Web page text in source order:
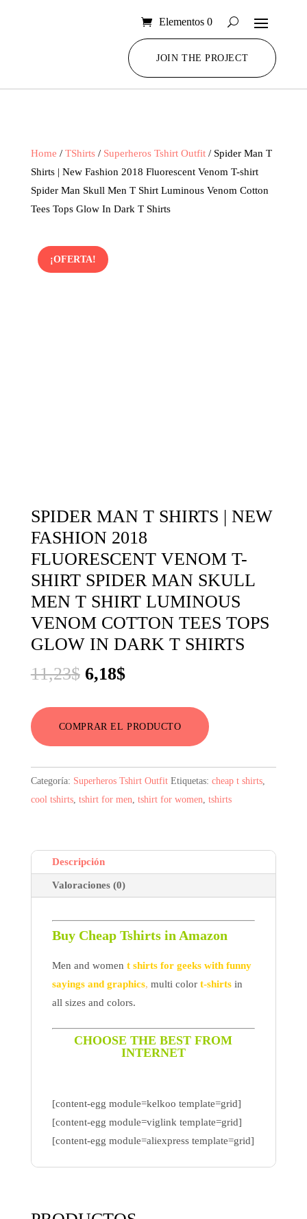
Elementos 0
JOIN THE PROJECT
Home / TShirts/ Superheros Tshirt Outfit/ Spider Man T
Shirts | New Fashion 2018 Fluorescent Venom T-shirt
Spider Man Skull Men T Shirt Luminous Venom Cotton
Tees Tops Glow In Dark T Shirts
¡OFERTA!
SPIDER MAN T SHIRTS | NEW
FASHION 2018
FLUORESCENT VENOM T-
SHIRT SPIDER MAN SKULL
MEN T SHIRT LUMINOUS
VENOM COTTON TEES TOPS
GLOW IN DARK T SHIRTS
11,23$ El
original
era:
11,23$.
6,18$El
actual
es:
6,18$.
COMPRAR EL PRODUCTO
Categoría: Superheros Tshirt Outfit Etiquetas: cheap t shirts,
cool tshirts, tshirt for men, tshirt for women, tshirts
Descripción
Valoraciones (0)
Buy Cheap Tshirts in Amazon
Men and women t shirts for geeks with funny
sayings and graphics, multi color t-shirtsin
all sizes and colors.
CHOOSE THE BEST FROM
INTERNET
[content-egg module=kelkoo template=grid]
[content-egg module=viglink template=grid]
[content-egg module=aliexpress template=grid]